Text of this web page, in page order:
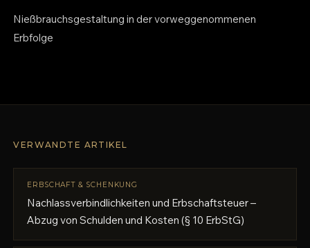
Nießbrauchsgestaltung in der vorweggenommenen
Erbfolge
VERWANDTE ARTIKEL
ERBSCHAFT & SCHENKUNG
Nachlassverbindlichkeiten und Erbschaftsteuer –
Abzug von Schulden und Kosten (§ 10 ErbStG)